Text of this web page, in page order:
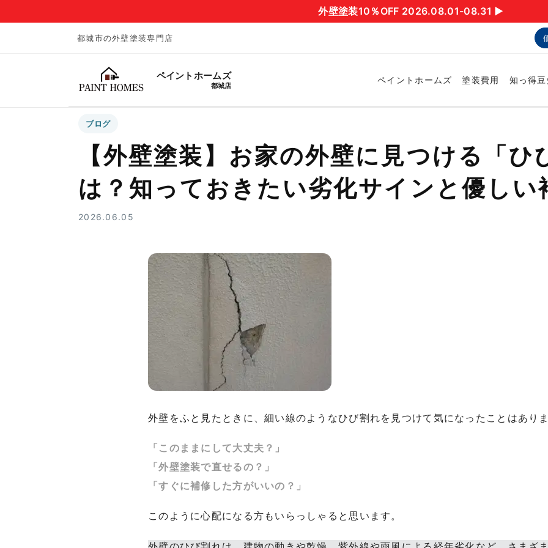
外壁塗装10％OFF 2026.08.01-08.31 ▶︎
都城市の外壁塗装専門店
ペイントホームズ
都城店
ペイントホームズ 塗装費用 知っ得
ブログ
【外壁塗装】お家の外壁に見つける「ひ
は？知っておきたい劣化サインと優しい
2026.06.05
外壁をふと見たときに、細い線のようなひび割れを見つけて気になったことはありま
「このままにして大丈夫？」
「外壁塗装で直せるの？」
「すぐに補修した方がいいの？」
このように心配になる方もいらっしゃると思います。